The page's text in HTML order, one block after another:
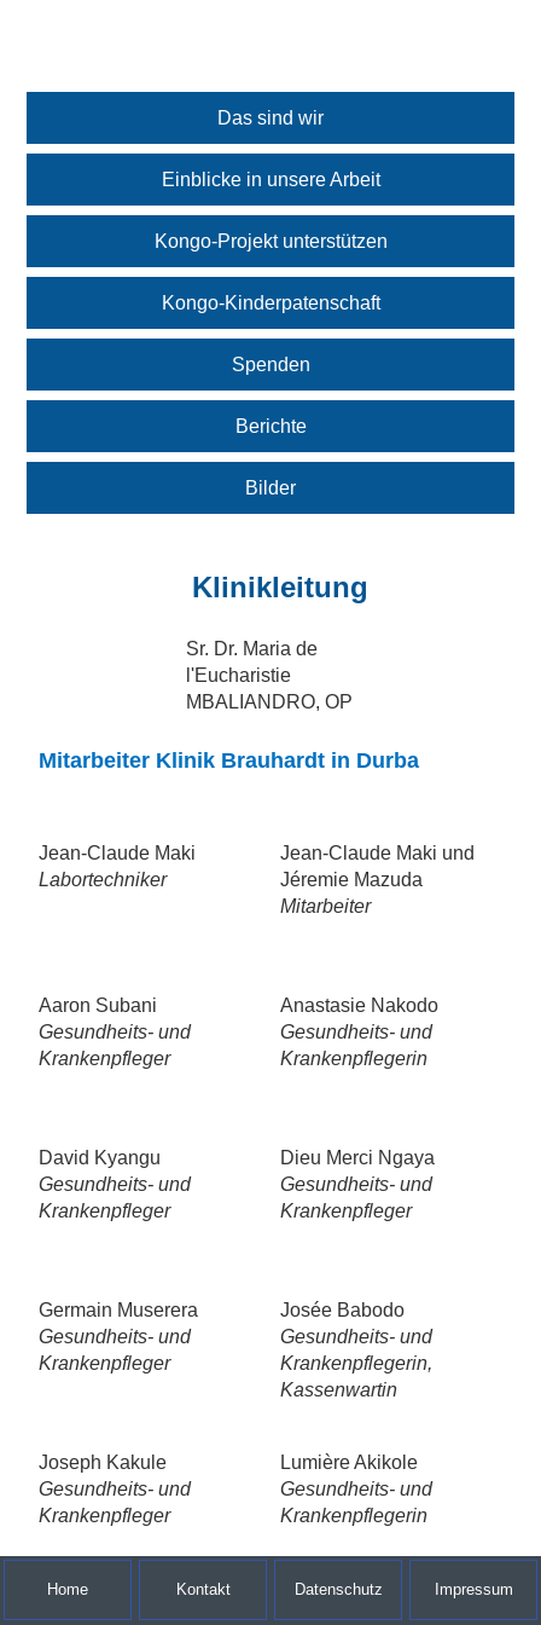
Das sind wir
Einblicke in unsere Arbeit
Kongo-Projekt unterstützen
Kongo-Kinderpatenschaft
Spenden
Berichte
Bilder
Klinikleitung
Sr. Dr. Maria de
l'Eucharistie
MBALIANDRO, OP
Mitarbeiter Klinik Brauhardt in Durba
Jean-Claude Maki
Labortechniker
Jean-Claude Maki und
Jéremie Mazuda
Mitarbeiter
Aaron Subani
Gesundheits- und
Krankenpfleger
Anastasie Nakodo
Gesundheits- und
Krankenpflegerin
David Kyangu
Gesundheits- und
Krankenpfleger
Dieu Merci Ngaya
Gesundheits- und
Krankenpfleger
Germain Muserera
Gesundheits- und
Krankenpfleger
Josée Babodo
Gesundheits- und
Krankenpflegerin,
Kassenwartin
Joseph Kakule
Gesundheits- und
Krankenpfleger
Lumière Akikole
Gesundheits- und
Krankenpflegerin
Home Kontakt Datenschutz Impressum